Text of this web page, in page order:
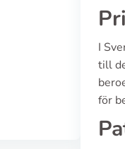
I
till
för